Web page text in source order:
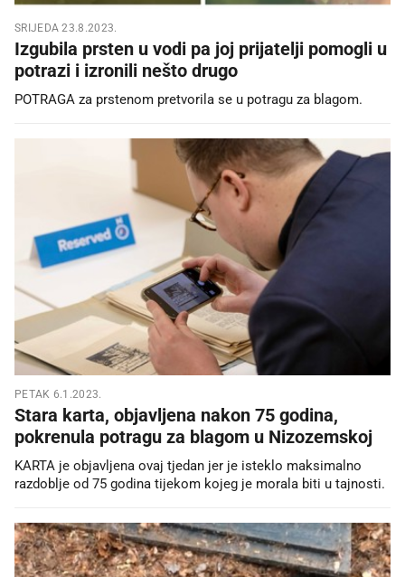
SRIJEDA 23.8.2023.
Izgubila prsten u vodi pa joj prijatelji pomogli u
potrazi i izronili nešto drugo
POTRAGA za prstenom pretvorila se u potragu za blagom.
PETAK 6.1.2023.
Stara karta, objavljena nakon 75 godina,
pokrenula potragu za blagom u Nizozemskoj
KARTA je objavljena ovaj tjedan jer je isteklo maksimalno
razdoblje od 75 godina tijekom kojeg je morala biti u tajnosti.